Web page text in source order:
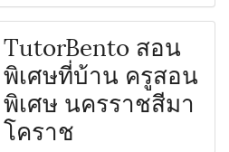
TutorBento สอน
พิเศษที่บ้าน ครูสอน
พิเศษ นครราชสีมา
โคราช